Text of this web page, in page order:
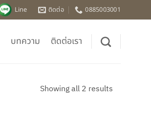
Line ติดต่อ 0885003001
บทความ ติดต่อเรา
Showing all 2 results